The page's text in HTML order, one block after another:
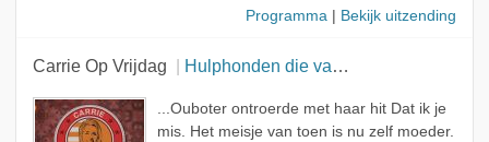
Programma
Bekijk uitzending
Carrie Op Vrijdag Hulphonden die van levensbelang zijn
...Ouboter ontroerde met haar hit Dat ik je
mis. Het meisje van toen is nu zelf moeder.